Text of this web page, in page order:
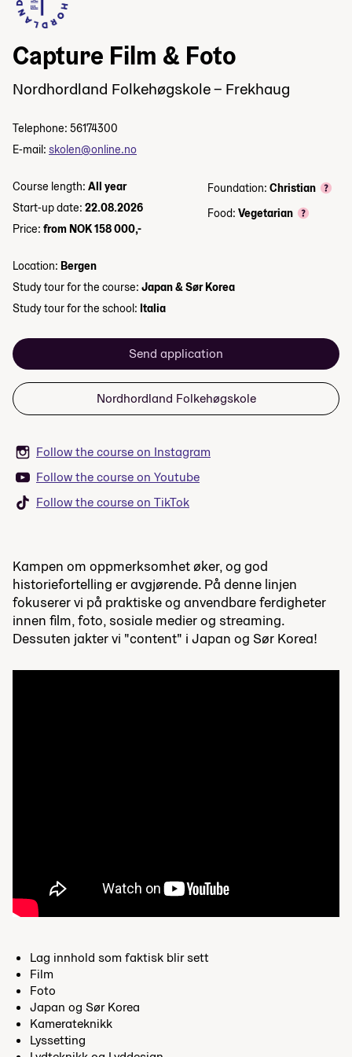
Capture Film & Foto
Nordhordland Folkehøgskole – Frekhaug
Telephone: 56174300
E-mail: skolen@online.no
Course length: All year
Start-up date: 22.08.2026
Price: from NOK 158 000,-
Foundation: Christian
Food: Vegetarian
Location: Bergen
Study tour for the course: Japan & Sør Korea
Study tour for the school: Italia
Send application
Nordhordland Folkehøgskole
Follow the course on Instagram
Follow the course on Youtube
Follow the course on TikTok
Kampen om oppmerksomhet øker, og god
historiefortelling er avgjørende. På denne linjen
fokuserer vi på praktiske og anvendbare ferdigheter
innen film, foto, sosiale medier og streaming.
Dessuten jakter vi "content" i Japan og Sør Korea!
Lag innhold som faktisk blir sett
Film
Foto
Japan og Sør Korea
Kamerateknikk
Lyssetting